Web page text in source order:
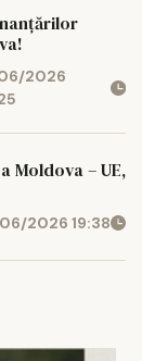
2026
Moldova – UE,
2026 19:38